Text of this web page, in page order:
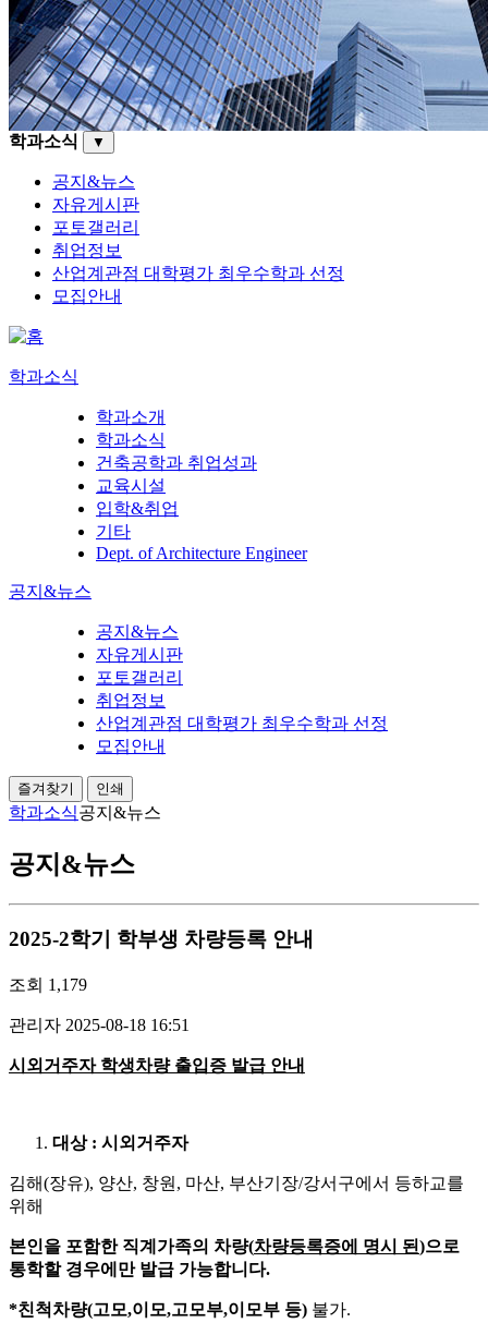
학과소식 ▼
공지&뉴스
자유게시판
포토갤러리
취업정보
산업계관점 대학평가 최우수학과 선정
모집안내
학과소식
학과소개
학과소식
건축공학과 취업성과
교육시설
입학&취업
기타
Dept. of Architecture Engineer
공지&뉴스
공지&뉴스
자유게시판
포토갤러리
취업정보
산업계관점 대학평가 최우수학과 선정
모집안내
즐겨찾기 인쇄
학과소식공지&뉴스
공지&뉴스
2025-2학기 학부생 차량등록 안내
조회 1,179
관리자 2025-08-18 16:51
시외거주자 학생차량 출입증 발급 안내
대상 : 시외거주자
김해(장유), 양산, 창원, 마산, 부산기장/강서구에서 등하교를
위해
본인을 포함한 직계가족의 차량(차량등록증에 명시 된)으로
통학할 경우에만 발급 가능합니다.
*친척차량(고모,이모,고모부,이모부 등) 불가.